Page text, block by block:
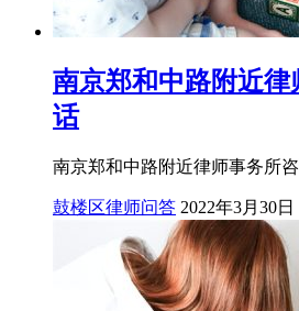
南京郑和中路附近
话
南京郑和中路附近律师事务所
鼓楼区律师问答 2022年3月30日